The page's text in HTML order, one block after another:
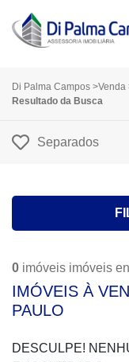
Di Palma Campos >Venda
Resultado da Busca
Separados
0 imóveis imóveis
IMÓVEIS À
PAULO
DESCULPE!